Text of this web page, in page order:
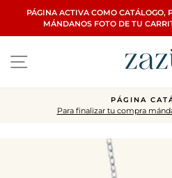
directamente
al
PÁGINA ACTIVA COMO CATÁLOGO,
MÁNDANOS FOTO DE TU
PÁGINA
Para finalizar tu compra